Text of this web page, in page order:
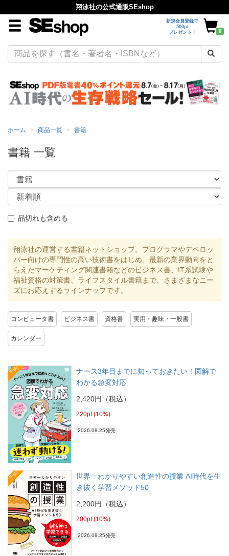
翔泳社の公式通販SEshop
新規会員登録で
500pt
プレゼント！
0
ホーム 商品一覧 書籍
書籍 一覧
品切れも含める
翔泳社の運営する書籍ネットショップ。プログラマやデベロッ
パー向けの専門性の高い技術書をはじめ、最新の業界動向をと
らえたマーケティング関連書籍などのビジネス書、IT系試験や
福祉資格の対策書、ライフスタイル書籍まで、さまざまなニー
ズにお応えするラインナップです。
コンピュータ書 ビジネス書 資格書 実用・趣味・一般書
カレンダー
予約
ナース3年目までに知っておきたい！図解で
わかる急変対応
2,420円（税込）
220pt (10%)
2026.08.25発売
予約
世界一わかりやすい創造性の授業 AI時代を生
き抜く学習メソッド50
2,200円（税込）
200pt (10%)
2026.08.25発売